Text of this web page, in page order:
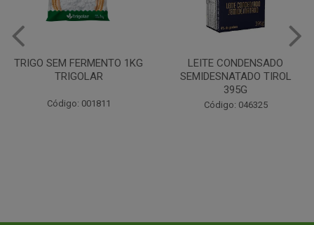
TRIGO SEM FERMENTO 1KG
TRIGOLAR
Código: 001811
LEITE CONDENSADO
SEMIDESNATADO TIROL
395G
Código: 046325